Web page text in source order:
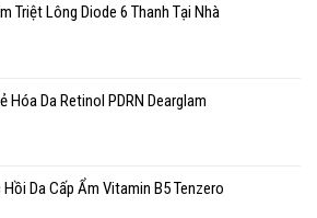
Triệt Lông Diode 6 Thanh Tại Nhà
Hóa Da Retinol PDRN Dearglam
Da Cấp Ẩm Vitamin B5 Tenzero